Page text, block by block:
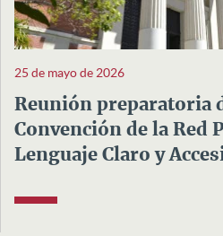
25 de mayo de 2026
Reunión preparatoria
Convención de la Red
Lenguaje Claro y